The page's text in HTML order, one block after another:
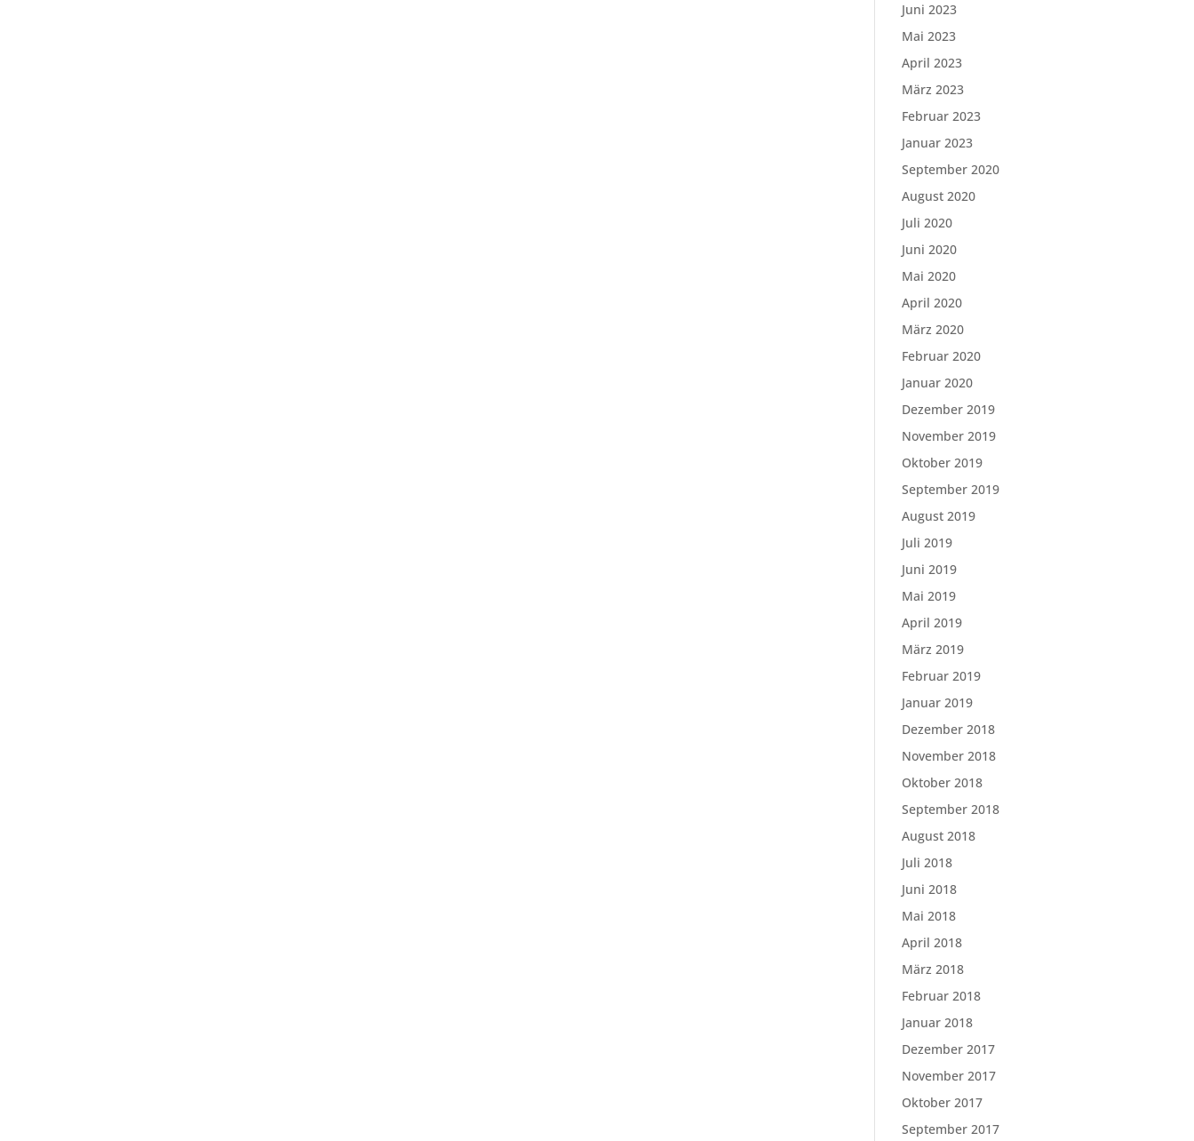
Juni 2023
Mai 2023
April 2023
März 2023
Februar 2023
Januar 2023
September 2020
August 2020
Juli 2020
Juni 2020
Mai 2020
April 2020
März 2020
Februar 2020
Januar 2020
Dezember 2019
November 2019
Oktober 2019
September 2019
August 2019
Juli 2019
Juni 2019
Mai 2019
April 2019
März 2019
Februar 2019
Januar 2019
Dezember 2018
November 2018
Oktober 2018
September 2018
August 2018
Juli 2018
Juni 2018
Mai 2018
April 2018
März 2018
Februar 2018
Januar 2018
Dezember 2017
November 2017
Oktober 2017
September 2017